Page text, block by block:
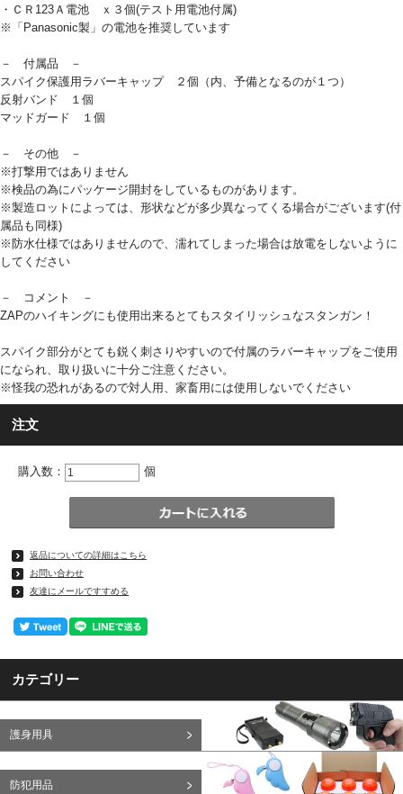
・ＣＲ123Ａ電池 ｘ３個(テスト用電池付属)
※「Panasonic製」の電池を推奨しています
－ 付属品 －
スパイク保護用ラバーキャップ ２個（内、予備となるのが１つ）
反射バンド １個
マッドガード １個
－ その他 －
※打撃用ではありません
※検品の為にパッケージ開封をしているものがあります。
※製造ロットによっては、形状などが多少異なってくる場合がございます(付
属品も同様)
※防水仕様ではありませんので、濡れてしまった場合は放電をしないように
してください
－ コメント －
ZAPのハイキングにも使用出来るとてもスタイリッシュなスタンガン！
スパイク部分がとても鋭く刺さりやすいので付属のラバーキャップをご使用
になられ、取り扱いに十分ご注意ください。
※怪我の恐れがあるので対人用、家畜用には使用しないでください
注文
購入数： 個
返品についての詳細はこちら
お問い合わせ
友達にメールですすめる
カテゴリー
護身用具
防犯用品